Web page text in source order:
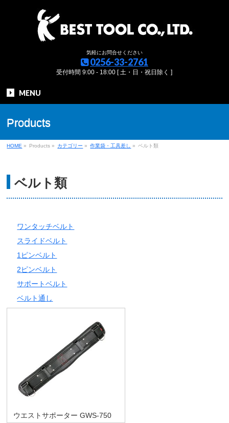
気軽にお問合せください
0256-33-2761
受付時間 9:00 - 18:00 [ 土・日・祝日除く ]
MENU
Products
HOME » Products » カテゴリー » 作業袋・工具差し » ベルト類
ベルト類
ワンタッチベルト
スライドベルト
1ピンベルト
2ピンベルト
サポートベルト
ベルト通し
ウエストサポーター GWS-750